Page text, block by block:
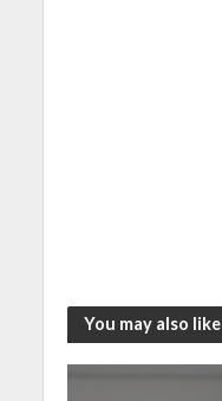
You may also like